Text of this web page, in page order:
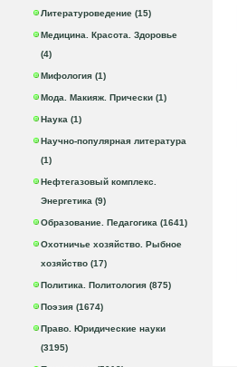
Литературоведение (15)
Медицина. Красота. Здоровье
(4)
Мифология (1)
Мода. Макияж. Прически (1)
Наука (1)
Научно-популярная литература
(1)
Нефтегазовый комплекс.
Энергетика (9)
Образование. Педагогика (1641)
Охотничье хозяйство. Рыбное
хозяйство (17)
Политика. Политология (875)
Поэзия (1674)
Право. Юридические науки
(3195)